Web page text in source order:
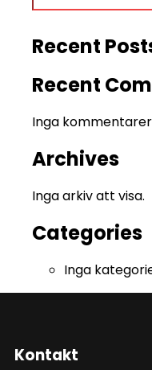
Recent
Recent
Inga
Archives
Inga arkiv att visa.
Categories
Inga
Kontakt